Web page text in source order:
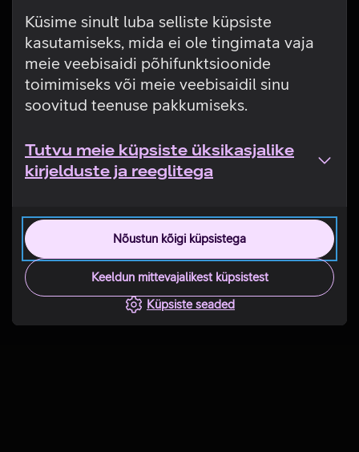
Küsime sinult luba selliste küpsiste
kasutamiseks, mida ei ole tingimata vaja
meie veebisaidi põhifunktsioonide
toimimiseks või meie veebisaidil sinu
soovitud teenuse pakkumiseks.
Tutvu meie küpsiste üksikasjalike
kirjelduste ja reeglitega
Nõustun kõigi küpsistega
Keeldun mittevajalikest küpsistest
Küpsiste seaded
Tehniline viga